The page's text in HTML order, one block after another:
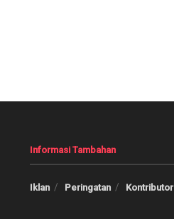
Informasi Tambahan
Iklan Peringatan Kontributor